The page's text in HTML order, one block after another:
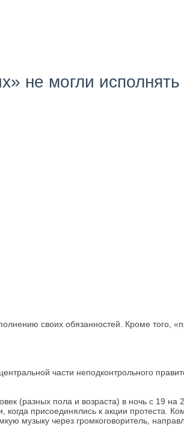
могли исполнять
своих обязанностей. Кроме того,
части неподконтрольного
(разных пола и возраста) в ночь с 19 на
присоединялись к акции протеста.
музыку через громкоговоритель,